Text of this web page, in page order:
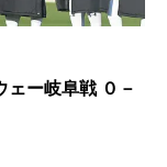
ェー岐阜戦 ０－